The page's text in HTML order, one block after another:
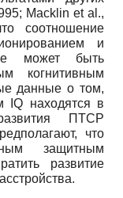
Macklin et al.,
соотношение
и
может быть
когнитивным
данные о том,
IQ находятся в
ПТСР
что
защитным
развитие